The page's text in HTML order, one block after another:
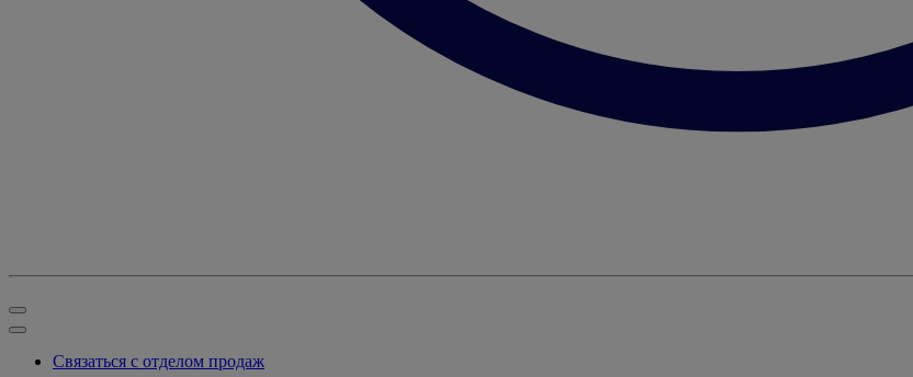
Связаться с отделом продаж